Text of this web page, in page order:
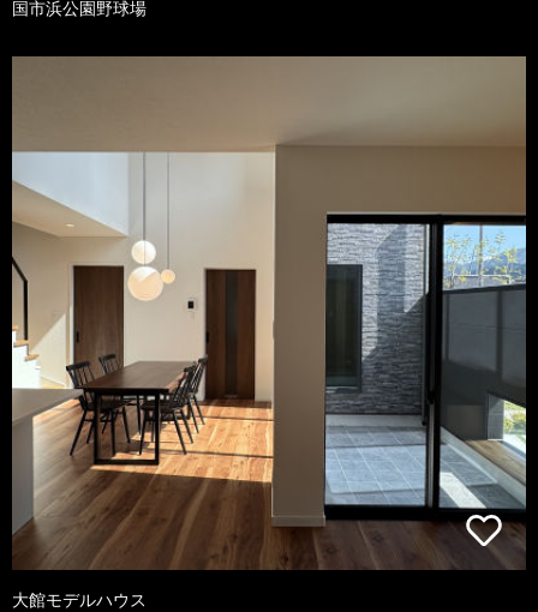
国市浜公園野球場
大館モデルハウス